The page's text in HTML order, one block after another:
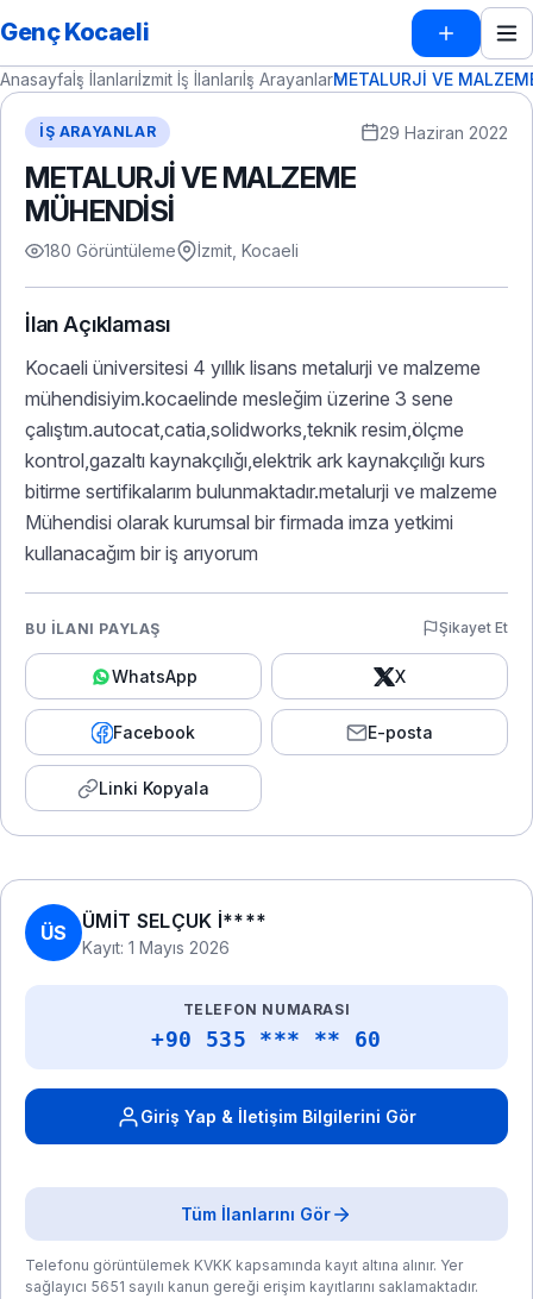
Genç Kocaeli
Anasayfaİş İlanlarıİzmit İş İlanlarıİş ArayanlarMETALURJİ VE
İŞ ARAYANLAR 29 Haziran 2022
METALURJİ VE MALZEME
MÜHENDİSİ
180 Görüntüleme İzmit, Kocaeli
İlan Açıklaması
Kocaeli üniversitesi 4 yıllık lisans metalurji ve malzeme
mühendisiyim.kocaelinde mesleğim üzerine 3 sene
çalıştım.autocat,catia,solidworks,teknik resim,ölçme
kontrol,gazaltı kaynakçılığı,elektrik ark kaynakçılığı kurs
bitirme sertifikalarım bulunmaktadır.metalurji ve malzeme
Mühendisi olarak kurumsal bir firmada imza yetkimi
kullanacağım bir iş arıyorum
BU İLANI PAYLAŞ Şikayet Et
WhatsApp X
Facebook E-posta
Linki Kopyala
ÜS
ÜMİT SELÇUK İ****
Kayıt: 1 Mayıs 2026
TELEFON NUMARASI
+90 535 *** ** 60
Giriş Yap & İletişim Bilgilerini Gör
Tüm İlanlarını Gör
Telefonu görüntülemek KVKK kapsamında kayıt altına alınır. Yer
sağlayıcı 5651 sayılı kanun gereği erişim kayıtlarını saklamaktadır.